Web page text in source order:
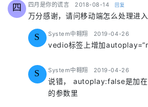
四 四月是你的谎言 says:
2018-08-14 回复
万分感谢，请问移动端怎么处理进
S System中翱翔 says:
2019-04-26
vedio标签上增加
S System中翱翔 says:
2019-04-26
说错， autoplay:false是加
的参数里